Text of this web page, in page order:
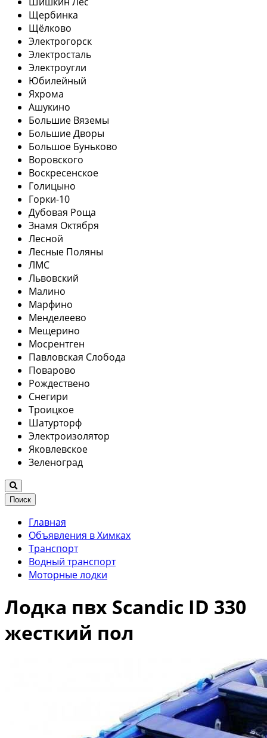
Щербинка
Щёлково
Электрогорск
Электросталь
Электроугли
Юбилейный
Яхрома
Ашукино
Большие Вяземы
Большие Дворы
Большое Буньково
Воровского
Воскресенское
Голицыно
Горки-10
Дубовая Роща
Знамя Октября
Лесной
Лесные Поляны
ЛМС
Львовский
Малино
Марфино
Менделеево
Мещерино
Мосрентген
Павловская Слобода
Поварово
Рождествено
Снегири
Троицкое
Шатурторф
Электроизолятор
Яковлевское
Зеленоград
Поиск
Главная
Объявления в Химках
Транспорт
Водный транспорт
Моторные лодки
Лодка пвх Scandic ID 330
жесткий пол